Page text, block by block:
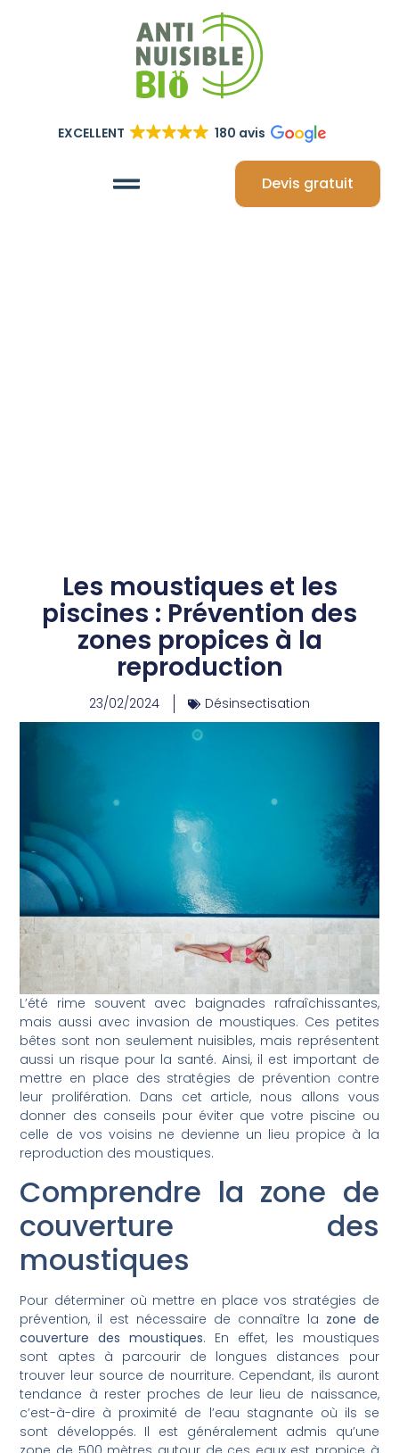
EXCELLENT 180 avis
Devis gratuit
Les moustiques et les
piscines : Prévention des
zones propices à la
reproduction
23/02/2024 Désinsectisation
L’été rime souvent avec baignades rafraîchissantes,
mais aussi avec invasion de moustiques. Ces petites
bêtes sont non seulement nuisibles, mais représentent
aussi un risque pour la santé. Ainsi, il est important de
mettre en place des stratégies de prévention contre
leur prolifération. Dans cet article, nous allons vous
donner des conseils pour éviter que votre piscine ou
celle de vos voisins ne devienne un lieu propice à la
reproduction des moustiques.
Comprendre la zone de
couverture des
moustiques
Pour déterminer où mettre en place vos stratégies de
prévention, il est nécessaire de connaître la zone de
couverture des moustiques. En effet, les moustiques
sont aptes à parcourir de longues distances pour
trouver leur source de nourriture. Cependant, ils auront
tendance à rester proches de leur lieu de naissance,
c’est-à-dire à proximité de l’eau stagnante où ils se
sont développés. Il est généralement admis qu’une